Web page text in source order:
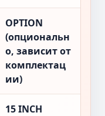
OPTION
(опциональн
о, зависит от
комплектац
ии)
15 INCH